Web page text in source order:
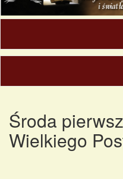
Środa
Wielkiego